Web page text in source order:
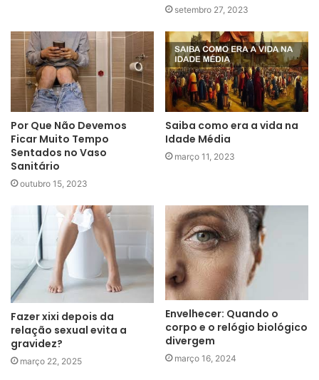
setembro 27, 2023
Por Que Não Devemos
Ficar Muito Tempo
Sentados no Vaso
Sanitário
outubro 15, 2023
Saiba como era a vida na
Idade Média
março 11, 2023
Fazer xixi depois da
relação sexual evita a
gravidez?
março 22, 2025
Envelhecer: Quando o
corpo e o relógio biológico
divergem
março 16, 2024